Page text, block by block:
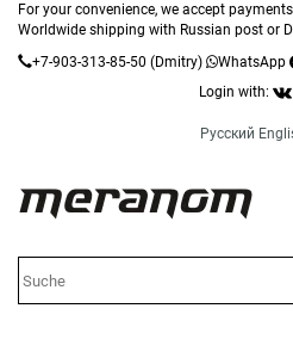
For your convenience, we accept
Worldwide shipping with Russian post or
+7-903-313-85-50 (Dmitry) WhatsApp
Login with:
Русский